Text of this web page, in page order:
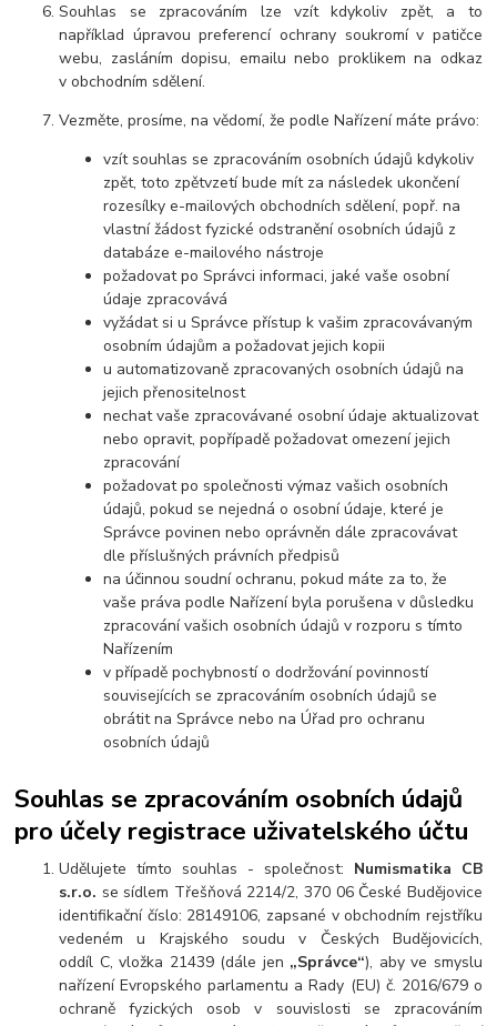
Souhlas se zpracováním lze vzít kdykoliv zpět, a to
například úpravou preferencí ochrany soukromí v patičce
webu, zasláním dopisu, emailu nebo proklikem na odkaz
v obchodním sdělení.
Vezměte, prosíme, na vědomí, že podle Nařízení máte právo:
vzít souhlas se zpracováním osobních údajů kdykoliv
zpět, toto zpětvzetí bude mít za následek ukončení
rozesílky e-mailových obchodních sdělení, popř. na
vlastní žádost fyzické odstranění osobních údajů z
databáze e-mailového nástroje
požadovat po Správci informaci, jaké vaše osobní
údaje zpracovává
vyžádat si u Správce přístup k vašim zpracovávaným
osobním údajům a požadovat jejich kopii
u automatizovaně zpracovaných osobních údajů na
jejich přenositelnost
nechat vaše zpracovávané osobní údaje aktualizovat
nebo opravit, popřípadě požadovat omezení jejich
zpracování
požadovat po společnosti výmaz vašich osobních
údajů, pokud se nejedná o osobní údaje, které je
Správce povinen nebo oprávněn dále zpracovávat
dle příslušných právních předpisů
na účinnou soudní ochranu, pokud máte za to, že
vaše práva podle Nařízení byla porušena v důsledku
zpracování vašich osobních údajů v rozporu s tímto
Nařízením
v případě pochybností o dodržování povinností
souvisejících se zpracováním osobních údajů se
obrátit na Správce nebo na Úřad pro ochranu
osobních údajů
Souhlas se zpracováním osobních údajů
pro účely registrace uživatelského účtu
Udělujete tímto souhlas - společnost: Numismatika CB
s.r.o. se sídlem Třešňová 2214/2, 370 06 České Budějovice
identifikační číslo: 28149106, zapsané v obchodním rejstříku
vedeném u Krajského soudu v Českých Budějovicích,
oddíl C, vložka 21439 (dále jen „Správce“), aby ve smyslu
nařízení Evropského parlamentu a Rady (EU) č. 2016/679 o
ochraně fyzických osob v souvislosti se zpracováním